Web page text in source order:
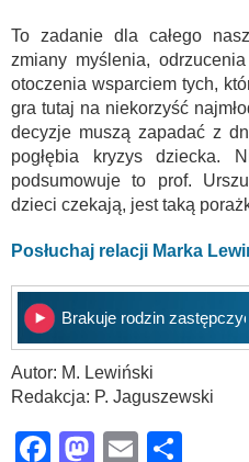
To zadanie dla całego
zmiany myślenia,
otoczenia wsparciem tych,
gra tutaj na niekorzyść
decyzje muszą zapadać z
pogłębia kryzys dziecka.
podsumowuje to prof.
dzieci czekają, jest taką
Posłuchaj relacji Marka
Brakuje rodzin
Autor: M. Lewiński
Redakcja: P. Jaguszewski
Facebook
Mastodon
Email